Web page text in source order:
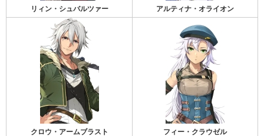
リィン・シュバルツァー アルティナ・オライオン
クロウ・アームブラスト フィー・クラウゼル